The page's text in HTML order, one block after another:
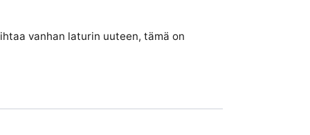
vanhan laturin uuteen, tämä on